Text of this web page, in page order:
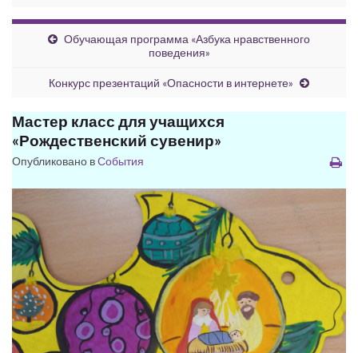
Обучающая программа «Азбука нравственного
поведения»
Конкурс презентаций «Опасности в интернете»
Мастер класс для учащихся
«Рождественский сувенир»
Опубликовано вСобытия